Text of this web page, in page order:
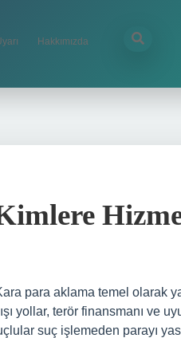
Hakkımızda
para aklama temel olarak
yollar, terör finansmanı ve
suç işlemeden parayı